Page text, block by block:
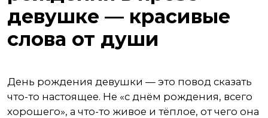
девушке — красивые
слова от души
День рождения девушки — это повод сказать
что-то настоящее. Не «с днём рождения, всего
хорошего», а что-то живое и тёплое, от чего она